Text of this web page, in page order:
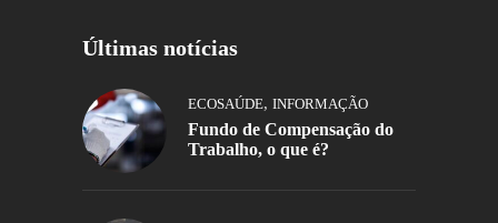
Últimas notícias
ECOSAÚDE, INFORMAÇÃO
Fundo de Compensação do
Trabalho, o que é?